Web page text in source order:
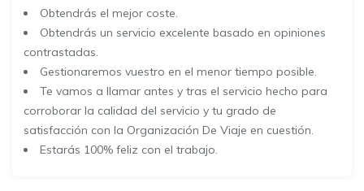
Obtendrás el mejor coste.
Obtendrás un servicio excelente basado en opiniones
contrastadas.
Gestionaremos vuestro en el menor tiempo posible.
Te vamos a llamar antes y tras el servicio hecho para
corroborar la calidad del servicio y tu grado de
satisfacción con la Organización De Viaje en cuestión.
Estarás 100% feliz con el trabajo.